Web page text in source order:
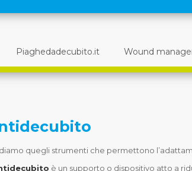
Piaghedadecubito.it Wound
quegli strumenti che permettono
è un supporto o dispositivo atto a